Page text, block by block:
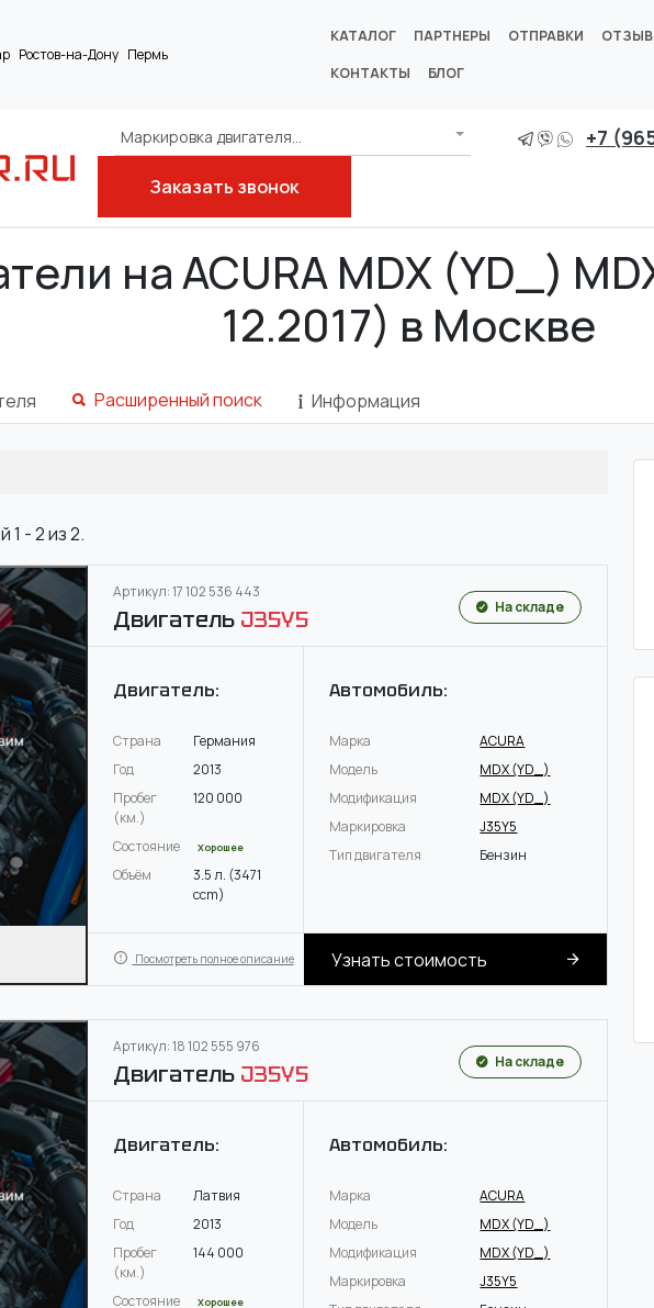
Ростов-на-Дону Пермь
КАТАЛОГ ПАРТНЕРЫ ОТПРАВКИ
КОНТАКТЫ
БЛОГ
Маркировка двигателя... +7
Заказать звонок
на ACURA MDX (YD_)
12.2017) в Москве
Расширенный поиск Информация
1 - 2 из 2.
Артикул: 17 102 536 443
Двигатель J35Y5 На складе
Двигатель:
Страна
Германия
Год
2013
Пробег
(км.)
120 000
Состояние Хорошее
Объём
3.5 л. (3471
ccm)
Автомобиль:
Марка
ACURA
Модель
MDX (YD_)
Модификация
MDX (YD_)
Маркировка
J35Y5
Тип двигателя
Бензин
Посмотреть полное описание Узнать стоимость
Артикул: 18 102 555 976
Двигатель J35Y5 На складе
Двигатель:
Страна
Латвия
Год
2013
Пробег
(км.)
144 000
Состояние Хорошее
Автомобиль:
Марка
ACURA
Модель
MDX (YD_)
Модификация
MDX (YD_)
Маркировка
J35Y5